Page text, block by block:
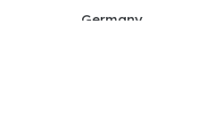
Germany